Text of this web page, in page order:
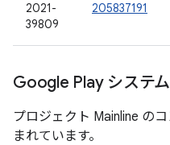
2021-
39809
205837191
Google Play システ
プロジェクト Mainline の
まれています。